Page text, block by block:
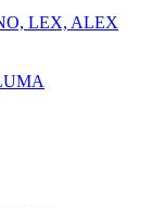
LEX, ALEX